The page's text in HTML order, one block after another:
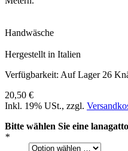
Handwäsche
Hergestellt in Italien
Verfügbarkeit: Auf Lager26
20,50 €
Inkl. 19% USt., zzgl.
Bitte wählen Sie eine lanagatto
*